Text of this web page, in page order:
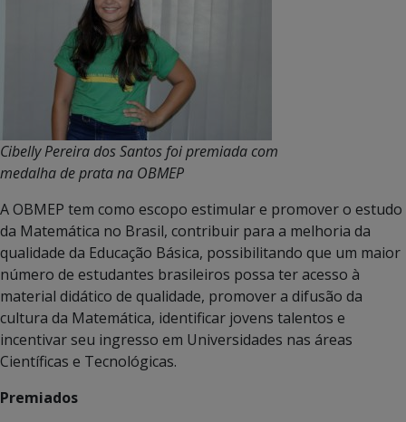
Cibelly Pereira dos Santos foi premiada com
medalha de prata na OBMEP
A OBMEP tem como escopo estimular e promover o estudo
da Matemática no Brasil, contribuir para a melhoria da
qualidade da Educação Básica, possibilitando que um maior
número de estudantes brasileiros possa ter acesso à
material didático de qualidade, promover a difusão da
cultura da Matemática, identificar jovens talentos e
incentivar seu ingresso em Universidades nas áreas
Científicas e Tecnológicas.
Premiados